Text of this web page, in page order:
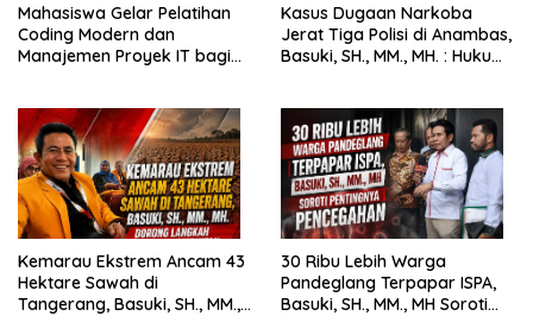
Mahasiswa Gelar Pelatihan
Coding Modern dan
Manajemen Proyek IT bagi
Kasus Dugaan Narkoba
Jerat Tiga Polisi di Anambas,
Basuki, SH., MM., MH. : Hukum
Kemarau Ekstrem Ancam 43
Hektare Sawah di
Tangerang, Basuki, SH., MM.,
30 Ribu Lebih Warga
Pandeglang Terpapar ISPA,
Basuki, SH., MM., MH Soroti